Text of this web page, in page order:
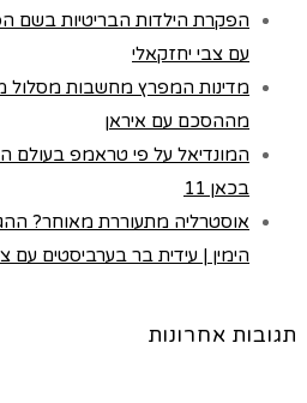
הפקרת הילדות הבריטיות בשם
עם צבי יחזקאלי
מדינות המפרץ מחשבות מסלול
מההסכם עם איראן
המונדיאל על פי טראמפ בעולם
בכאן 11
אוסטרליה מתעוררת מאוחר?
הימין | עידית בר בערביסטים עם
תגובות אחרונות